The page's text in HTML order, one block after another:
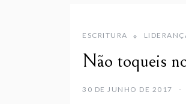
ESCRITURA
Não toqueis
30 DE JUNHO DE 2017